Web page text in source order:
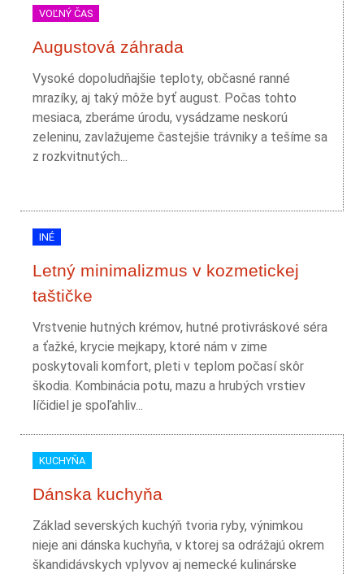
VOĽNÝ ČAS
Augustová záhrada
Vysoké dopoludňajšie teploty, občasné ranné
mrazíky, aj taký môže byť august. Počas tohto
mesiaca, zberáme úrodu, vysádzame neskorú
zeleninu, zavlažujeme častejšie trávniky a tešíme sa
z rozkvitnutých...
INÉ
Letný minimalizmus v kozmetickej
taštičke
Vrstvenie hutných krémov, hutné protivráskové séra
a ťažké, krycie mejkapy, ktoré nám v zime
poskytovali komfort, pleti v teplom počasí skôr
škodia. Kombinácia potu, mazu a hrubých vrstiev
líčidiel je spoľahliv...
KUCHYŇA
Dánska kuchyňa
Základ severských kuchýň tvoria ryby, výnimkou
nieje ani dánska kuchyňa, v ktorej sa odrážajú okrem
škandidávskych vplyvov aj nemecké kulinárske